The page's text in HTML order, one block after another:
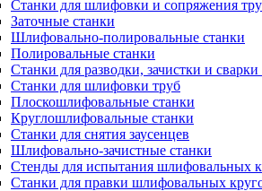
Станки для шлифовки и сопряжения
Заточные станки
Шлифовально-полировальные станки
Полировальные станки
Станки для разводки, зачистки и сварки
Станки для шлифовки труб
Плоскошлифовальные станки
Круглошлифовальные станки
Станки для снятия заусенцев
Шлифовально-зачистные станки
Стенды для испытания шлифовальных
Станки для правки шлифовальных